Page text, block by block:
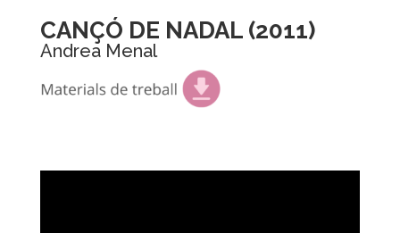
CANÇÓ DE NADAL (2011)
Andrea Menal